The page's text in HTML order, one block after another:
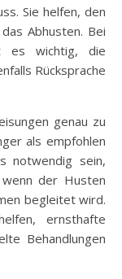
Sie helfen, den
Abhusten. Bei
es wichtig, die
Rücksprache
genau zu
als empfohlen
notwendig sein,
der Husten
begleitet wird.
ernsthafte
Behandlungen